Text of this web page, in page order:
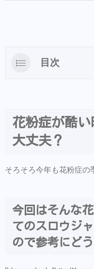
目次
ウジャーナル
&COシャ
も買えるよ
ご来店前の
登録すると
美容師の方
ロモーショ
花粉症が酷
大丈夫？
そろそろ今年も花粉症の
今回はそんな
てのスロウジ
ので参考にど